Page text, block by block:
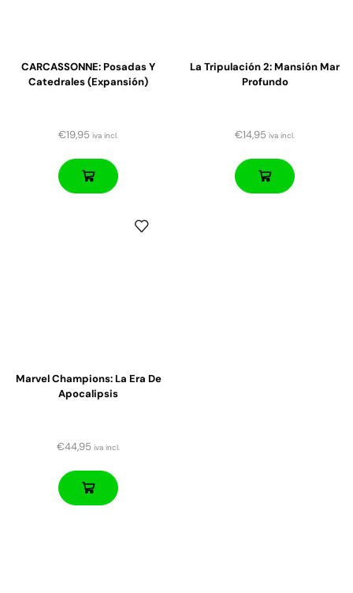
CARCASSONNE: Posadas Y
Catedrales (expansión)
€19,95 iva incl.
La Tripulación 2: Mansión Mar
Profundo
€14,95 iva incl.
Marvel Champions: La Era De
Apocalipsis
€44,95 iva incl.